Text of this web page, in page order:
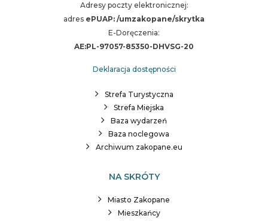
Adresy poczty elektronicznej:
adres ePUAP: /umzakopane/skrytka
E-Doręczenia:
AE:PL-97057-85350-DHVSG-20
Deklaracja dostępności
Strefa Turystyczna
Strefa Miejska
Baza wydarzeń
Baza noclegowa
Archiwum zakopane.eu
NA SKRÓTY
Miasto Zakopane
Mieszkańcy